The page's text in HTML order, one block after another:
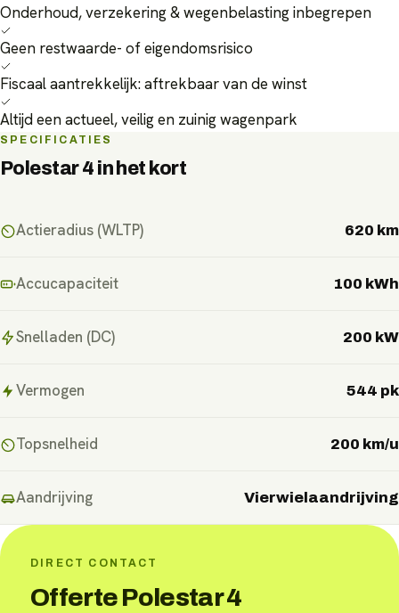
Onderhoud, verzekering & wegenbelasting inbegrepen
Geen restwaarde- of eigendomsrisico
Fiscaal aantrekkelijk: aftrekbaar van de winst
Altijd een actueel, veilig en zuinig wagenpark
SPECIFICATIES
Polestar 4 in het kort
Actieradius (WLTP) 620 km
Accucapaciteit 100 kWh
Snelladen (DC) 200 kW
Vermogen 544 pk
Topsnelheid 200 km/u
Aandrijving Vierwielaandrijving
DIRECT CONTACT
Offerte Polestar 4